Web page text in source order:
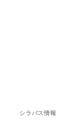
シラバス情報